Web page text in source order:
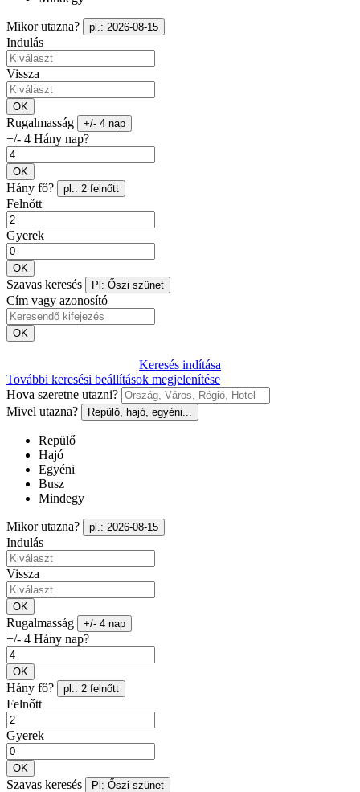
Mikor utazna? pl.: 2026-08-15
Indulás
Vissza
OK
Rugalmasság +/- 4 nap
+/- 4 Hány nap?
OK
Hány fő? pl.: 2 felnőtt
Felnőtt
Gyerek
OK
Szavas keresés Pl: Őszi szünet
Cím vagy azonosító
OK
Keresés indítása
További keresési beállítások megjelenítése
Hova szeretne utazni?
Mivel utazna?
Repülő, hajó, egyéni...
Repülő
Hajó
Egyéni
Busz
Mindegy
Mikor utazna? pl.: 2026-08-15
Indulás
Vissza
OK
Rugalmasság +/- 4 nap
+/- 4 Hány nap?
OK
Hány fő? pl.: 2 felnőtt
Felnőtt
Gyerek
OK
Szavas keresés Pl: Őszi szünet